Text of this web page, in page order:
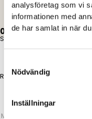
analysföretag som vi
informationen med
de har samlat in när
Nödvändig
Inställningar
0,00kr0 Varukorg
Start
Reparationer
Mobiltelefoner